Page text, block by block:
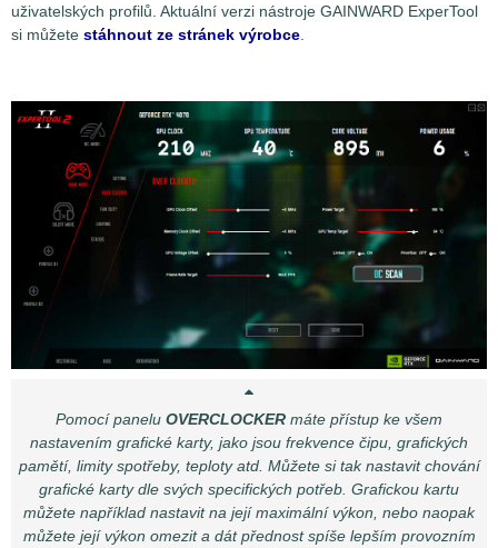
uživatelských profilů. Aktuální verzi nástroje GAINWARD ExperTool
si můžete stáhnout ze stránek výrobce.
Pomocí panelu OVERCLOCKER máte přístup ke všem
nastavením grafické karty, jako jsou frekvence čipu, grafických
pamětí, limity spotřeby, teploty atd. Můžete si tak nastavit chování
grafické karty dle svých specifických potřeb. Grafickou kartu
můžete například nastavit na její maximální výkon, nebo naopak
můžete její výkon omezit a dát přednost spíše lepším provozním